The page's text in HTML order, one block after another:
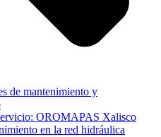
de mantenimiento y
OROMAPAS Xalisco
en la red hidráulica